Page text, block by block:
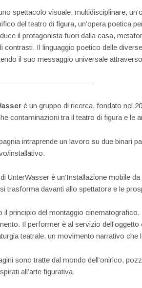
spettacolo visuale, multidisciplinare,
del teatro di figura, un’opera poetica
il protagonista fuori dalla casa,
contrasti. Il linguaggio poetico delle
il suo messaggio universale
è un gruppo di ricerca, fondato nel
contaminazioni tra il teatro di figura e le
intraprende un lavoro su due binari
installativo.
UnterWasser è un’Installazione mobile
trasforma davanti allo spettatore e le
il principio del montaggio
Il performer è al servizio
teatrale, un movimento narrativo che
sono tratte dal mondo dell’onirico,
all’arte figurativa.